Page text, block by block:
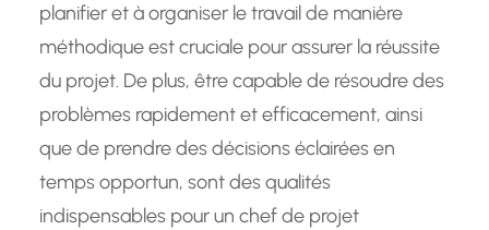
planifier et à organiser le travail de manière
méthodique est cruciale pour assurer la réussite
du projet. De plus, être capable de résoudre des
problèmes rapidement et efficacement, ainsi
que de prendre des décisions éclairées en
temps opportun, sont des qualités
indispensables pour un chef de projet